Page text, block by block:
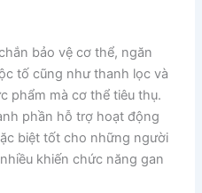
bảo vệ cơ thể, ngăn
tố cũng như thanh lọc và
phẩm mà cơ thể tiêu thụ.
phần hỗ trợ hoạt động
biệt tốt cho những người
khiến chức năng gan